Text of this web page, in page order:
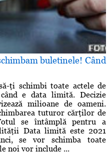
buletinele! Când
ţi schimbi toate actele de
e data limită. Decizie
milioane de oameni.
tuturor cărţilor de
se întâmplă pentru a
Data limită este 2021
se vor schimba toate
noi vor include ...